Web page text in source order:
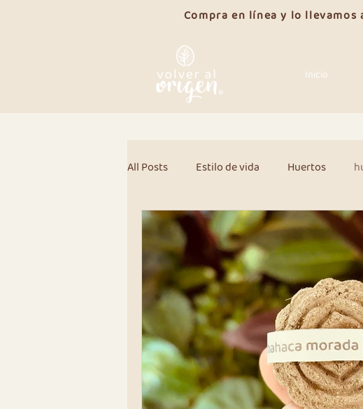
Compra en línea y lo llevamos
Inicio
All Posts Estilo de vida Huertos